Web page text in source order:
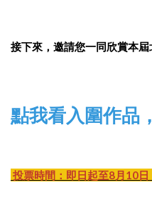
接下來，邀請您一同欣賞本
點我看入圍作品
投票時間：即日起至8月10